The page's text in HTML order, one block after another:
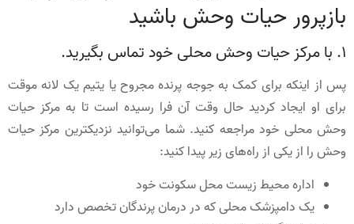
بازپرور حیات وحش باشید
1. با مرکز حیات وحش محلی خود تماس بگیرید.
پس از اینکه برای کمک به جوجه پرنده مجروح یا یتیم یک لانه موقت
برای او ایجاد کردید حال وقت آن فرا رسیده است تا به مرکز حیات
وحش محلی خود مراجعه کنید. شما می‌توانید نزدیکترین مرکز حیات
وحش را از یکی از راه‌های زیر پیدا کنید:
اداره محیط زیست محل سکونت خود
یک دامپزشک محلی که در درمان پرندگان تخصص دارد